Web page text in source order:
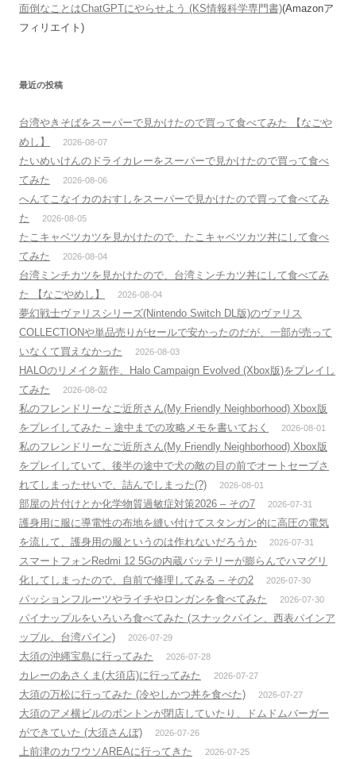
面倒なことはChatGPTにやらせよう (KS情報科学専門書)(Amazonア
フィリエイト)
最近の投稿
台湾やきそばをスーパーで見かけたので買って食べてみた 【なごや
めし】
2026-08-07
たいめいけんのドライカレーをスーパーで見かけたので買って食べ
てみた
2026-08-06
へんてこなイカのおすしをスーパーで見かけたので買って食べてみ
た
2026-08-05
たこキャベツカツを見かけたので、たこキャベツカツ丼にして食べ
てみた
2026-08-04
台湾ミンチカツを見かけたので、台湾ミンチカツ丼にして食べてみ
た 【なごやめし】
2026-08-04
夢幻戦士ヴァリスシリーズ(Nintendo Switch DL版)のヴァリス
COLLECTIONや単品売りがセールで安かったのだが、一部が売って
いなくて買えなかった
2026-08-03
HALOのリメイク新作、Halo Campaign Evolved (Xbox版)をプレイし
てみた
2026-08-02
私のフレンドリーなご近所さん(My Friendly Neighborhood) Xbox版
をプレイしてみた – 途中までの攻略メモを書いておく
2026-08-01
私のフレンドリーなご近所さん(My Friendly Neighborhood) Xbox版
をプレイしていて、後半の途中で犬の敵の目の前でオートセーブさ
れてしまったせいで、詰んでしまった(?)
2026-08-01
部屋の片付けとか化学物質過敏症対策2026 – その7 2026-07-31
護身用に服に導電性の布地を縫い付けてスタンガン的に高圧の電気
を流して、護身用の服というのは作れないだろうか
2026-07-31
スマートフォンRedmi 12 5Gの内蔵バッテリーが膨らんでハマグリ
化してしまったので、自前で修理してみる – その2
2026-07-30
パッションフルーツやライチやロンガンを食べてみた 2026-07-30
パイナップルをいろいろ食べてみた (スナックパイン、西表パインア
ップル、台湾パイン)
2026-07-29
大須の沖縄宝島に行ってみた 2026-07-28
カレーのあさくま(大須店)に行ってみた 2026-07-27
大須の万松に行ってみた (冷やしかつ丼を食べた) 2026-07-27
大須のアメ横ビルのボントンが閉店していたり、ドムドムバーガー
ができていた (大須さんぼ)
2026-07-26
上前津のカワウソAREAに行ってきた 2026-07-25